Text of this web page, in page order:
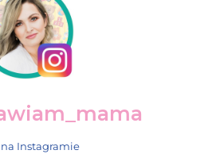
Instagramie